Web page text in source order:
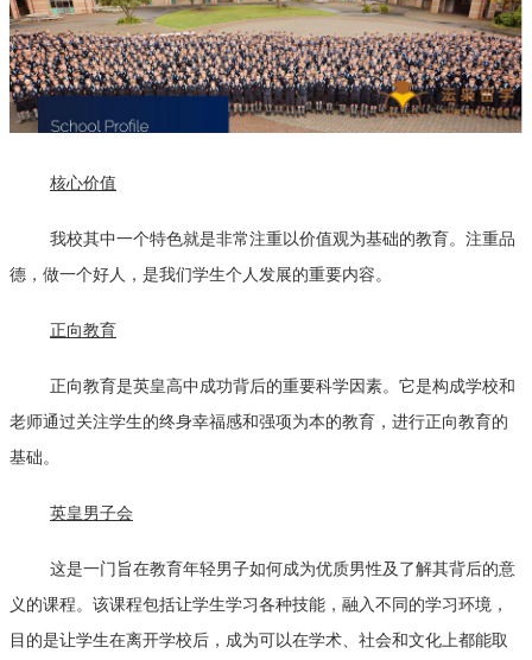
核心价值
我校其中一个特色就是非常注重以价值观为基础的教育。注重品
德，做一个好人，是我们学生个人发展的重要内容。
正向教育
正向教育是英皇高中成功背后的重要科学因素。它是构成学校和
老师通过关注学生的终身幸福感和强项为本的教育，进行正向教育的
基础。
英皇男子会
这是一门旨在教育年轻男子如何成为优质男性及了解其背后的意
义的课程。该课程包括让学生学习各种技能，融入不同的学习环境，
目的是让学生在离开学校后，成为可以在学术、社会和文化上都能取